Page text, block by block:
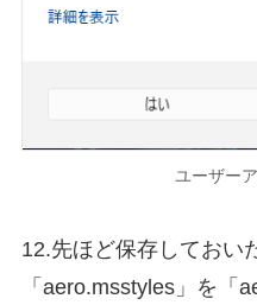
ユーザー
12.先ほど保存しておい
「aero.msstyles」を「